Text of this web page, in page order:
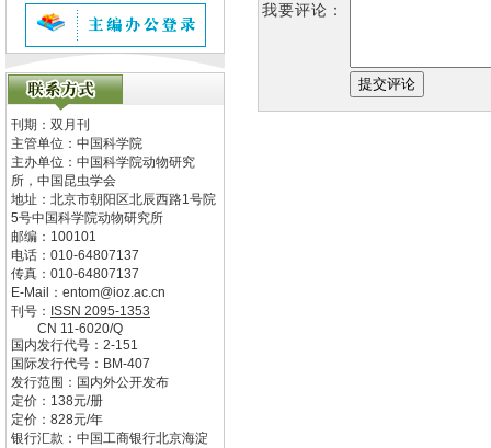
刊期：双月刊
主管单位： 中国科学院
主办单位： 中国科学院动物研究
所，中国昆虫学会
地址： 北京市朝阳区北辰西路1号院
5号中国科学院动物研究所
邮编： 100101
电话： 010-64807137
传真： 010-64807137
E-Mail： entom@ioz.ac.cn
刊号： ISSN 2095-1353
CN 11-6020/Q
国内发行代号： 2-151
国际发行代号： BM-407
发行范围：国内外公开发布
定价： 138元/册
定价： 828元/年
银行汇款：中国工商银行北京海淀
我要评论：